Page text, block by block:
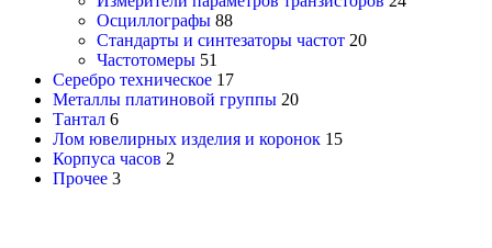
Осциллографы 88
Стандарты и синтезаторы частот 20
Частотомеры 51
Серебро техническое 17
Металлы платиновой группы 20
Тантал 6
Лом ювелирных изделия и коронок 15
Корпуса часов 2
Прочее 3